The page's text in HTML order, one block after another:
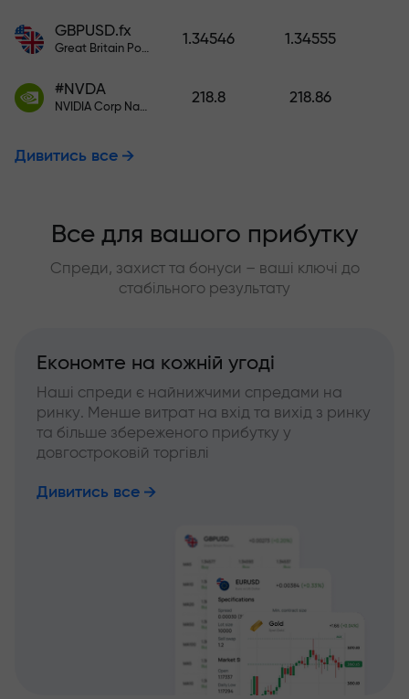
GBPUSD.fx
Great Britain Pound vs US Dollar
1.34546 1.34555
#NVDA
NVIDIA Corp Nasdaq Stock Exchange (Nasdaq) USD
218.8 218.86
Дивитись все
Все для вашого прибутку
Спреди, захист та бонуси – ваші ключі до
стабільного результату
Економте на кожній угоді
Наші спреди є найнижчими спредами на
ринку. Менше витрат на вхід та вихід з ринку
та більше збереженого прибутку у
довгостроковій торгівлі
Дивитись все